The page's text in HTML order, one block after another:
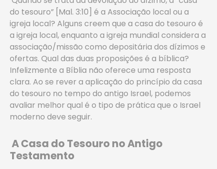
do tesouro” [Mal. 3:10] é a Associação local ou a
igreja local? Alguns creem que a casa do tesouro é
a igreja local, enquanto a igreja mundial considera a
associação/missão como depositária dos dízimos e
ofertas. Qual das duas proposições é a bíblica?
Infelizmente a Bíblia não oferece uma resposta
clara. Ao se rever a aplicação do princípio da casa
do tesouro no tempo do antigo Israel, podemos
avaliar melhor qual é o tipo de prática que o Israel
moderno deve seguir.
A Casa do Tesouro no Antigo
Testamento